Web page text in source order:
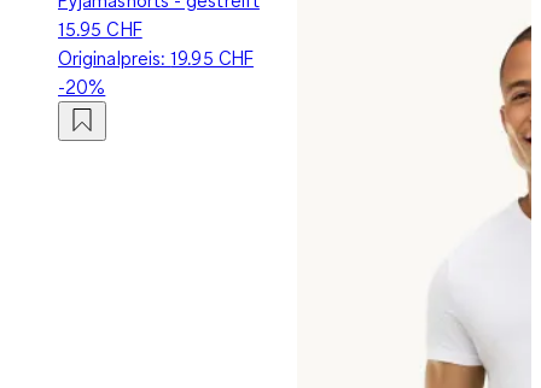
15.95 CHF
Originalpreis:19.95 CHF
-20%